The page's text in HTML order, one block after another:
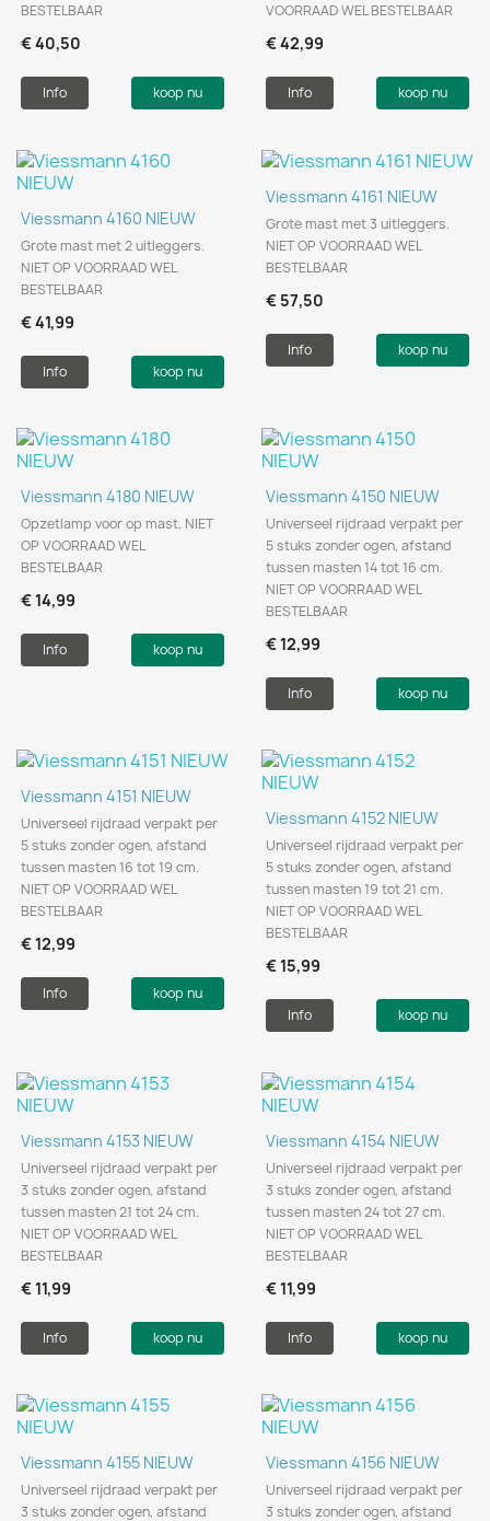
BESTELBAAR
€ 40,50
Info koop nu
VOORRAAD WEL BESTELBAAR
€ 42,99
Info koop nu
Viessmann 4160 NIEUW
Grote mast met 2 uitleggers.
NIET OP VOORRAAD WEL
BESTELBAAR
€ 41,99
Info koop nu
Viessmann 4161 NIEUW
Grote mast met 3 uitleggers.
NIET OP VOORRAAD WEL
BESTELBAAR
€ 57,50
Info koop nu
Viessmann 4180 NIEUW
Opzetlamp voor op mast. NIET
OP VOORRAAD WEL
BESTELBAAR
€ 14,99
Info koop nu
Viessmann 4150 NIEUW
Universeel rijdraad verpakt per
5 stuks zonder ogen, afstand
tussen masten 14 tot 16 cm.
NIET OP VOORRAAD WEL
BESTELBAAR
€ 12,99
Info koop nu
Viessmann 4151 NIEUW
Universeel rijdraad verpakt per
5 stuks zonder ogen, afstand
tussen masten 16 tot 19 cm.
NIET OP VOORRAAD WEL
BESTELBAAR
€ 12,99
Info koop nu
Viessmann 4152 NIEUW
Universeel rijdraad verpakt per
5 stuks zonder ogen, afstand
tussen masten 19 tot 21 cm.
NIET OP VOORRAAD WEL
BESTELBAAR
€ 15,99
Info koop nu
Viessmann 4153 NIEUW
Universeel rijdraad verpakt per
3 stuks zonder ogen, afstand
tussen masten 21 tot 24 cm.
NIET OP VOORRAAD WEL
BESTELBAAR
€ 11,99
Info koop nu
Viessmann 4154 NIEUW
Universeel rijdraad verpakt per
3 stuks zonder ogen, afstand
tussen masten 24 tot 27 cm.
NIET OP VOORRAAD WEL
BESTELBAAR
€ 11,99
Info koop nu
Viessmann 4155 NIEUW
Universeel rijdraad verpakt per
3 stuks zonder ogen, afstand
Viessmann 4156 NIEUW
Universeel rijdraad verpakt per
3 stuks zonder ogen, afstand